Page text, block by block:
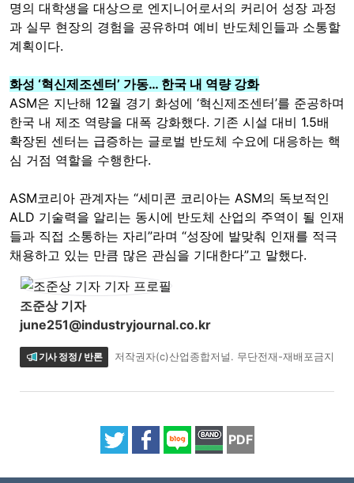
명의 대학생을 대상으로 엔지니어로서의 커리어 성장 과정
과 실무 현장의 경험을 공유하며 예비 반도체인들과 소통할
계획이다.
화성 ‘혁신제조센터’ 가동… 한국 내 역량 강화
ASM은 지난해 12월 경기 화성에 ‘혁신제조센터’를 준공하며
한국 내 제조 역량을 대폭 강화했다. 기존 시설 대비 1.5배
확장된 센터는 급증하는 글로벌 반도체 수요에 대응하는 핵
심 거점 역할을 수행한다.
ASM코리아 관계자는 “세미콘 코리아는 ASM의 독보적인
ALD 기술력을 알리는 동시에 반도체 산업의 주역이 될 인재
들과 직접 소통하는 자리”라며 “성장에 발맞춰 인재를 적극
채용하고 있는 만큼 많은 관심을 기대한다”고 말했다.
조준상 기자
june251@industryjournal.co.kr
기사 정정 / 반론 저작권자(c)산업종합저널. 무단전재-재배포금지
PDF